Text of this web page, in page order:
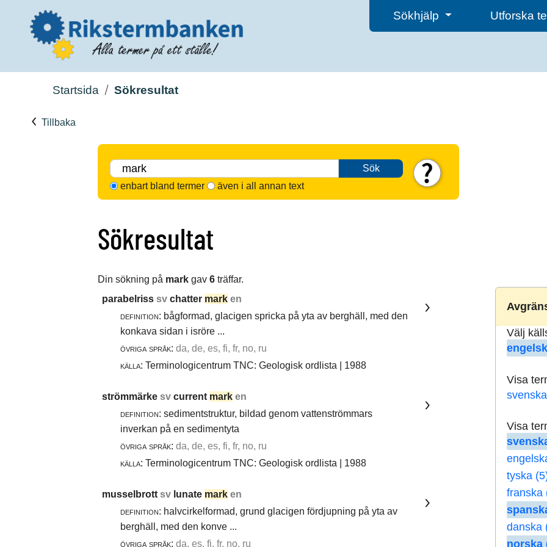
Sökhjälp Utforska
Startsida Sökresultat
Tillbaka
Sök
enbart bland termer
även i all annan text
Sökresultat
Din sökning på mark gav 6 träffar.
Välj
Visa
Visa
tyska
franska
danska
norska
parabelriss sv chatter mark en
definition: bågformad, glacigen spricka på yta av berghäll, med den
konkava sidan i isröre ...
övriga språk: da, de, es, fi, fr, no, ru
källa: Terminologicentrum TNC: Geologisk ordlista | 1988
strömmärke sv current mark en
definition: sedimentstruktur, bildad genom vattenströmmars
inverkan på en sedimentyta
övriga språk: da, de, es, fi, fr, no, ru
källa: Terminologicentrum TNC: Geologisk ordlista | 1988
musselbrott sv lunate mark en
definition: halvcirkelformad, grund glacigen fördjupning på yta av
berghäll, med den konve ...
övriga språk: da, es, fi, fr, no, ru